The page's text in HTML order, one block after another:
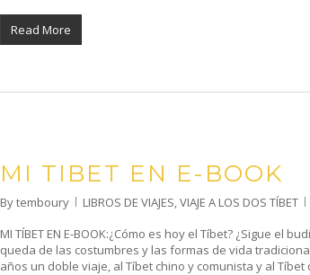
Read More
MI TIBET EN E-BOOK
Bytemboury LIBROS DE VIAJES,VIAJE A LOS DOS TÍBET
MI TÍBET EN E-BOOK:¿Cómo es hoy el Tíbet? ¿Sigue el
queda de las costumbres y las formas de vida
años un doble viaje, al Tíbet chino y comunista y al